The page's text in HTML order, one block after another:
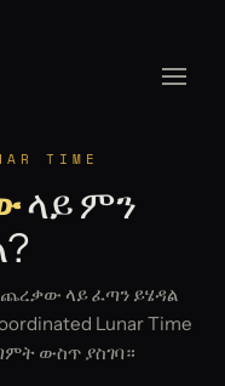
TIME
ላይ ምን
ላይ ፈጣን ይሄዳል
Lunar Time
ውስጥ ያስገባ።